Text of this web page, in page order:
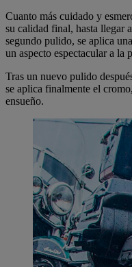
Cuanto más cuidado y
su calidad final, hasta llegar
segundo pulido, se aplica
un aspecto espectacular a la
Tras un nuevo pulido
se aplica finalmente el
ensueño.